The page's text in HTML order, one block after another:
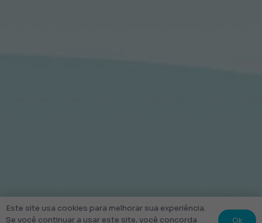
Este site usa cookies para melhorar sua experiência.
Se você continuar a usar este site, você concorda
Ok